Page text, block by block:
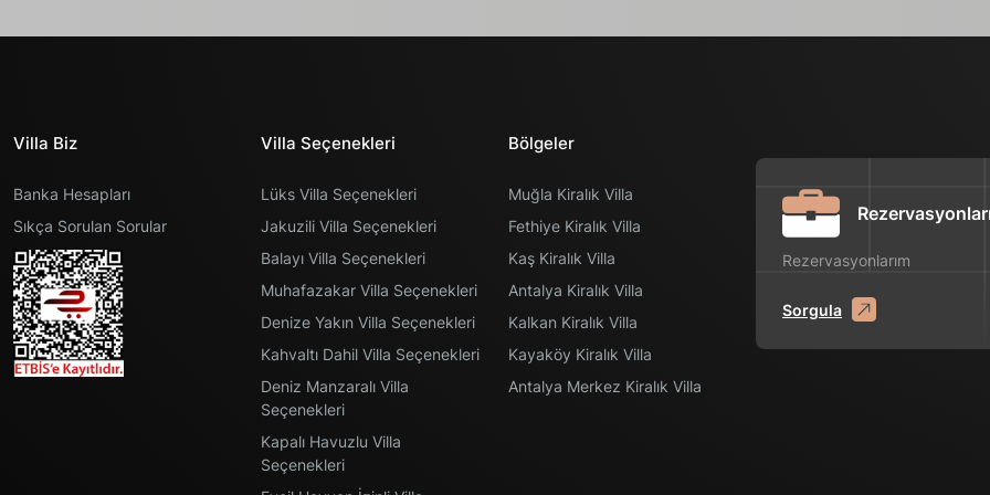
Villa Biz
Banka Hesapları
Sıkça Sorulan Sorular
Villa Seçenekleri
Lüks Villa Seçenekleri
Jakuzili Villa Seçenekleri
Balayı Villa Seçenekleri
Muhafazakar Villa Seçenekleri
Denize Yakın Villa Seçenekleri
Kahvaltı Dahil Villa Seçenekleri
Deniz Manzaralı Villa
Seçenekleri
Kapalı Havuzlu Villa
Seçenekleri
Bölgeler
Muğla Kiralık Villa
Fethiye Kiralık Villa
Kaş Kiralık Villa
Antalya Kiralık Villa
Kalkan Kiralık Villa
Kayaköy Kiralık Villa
Antalya Merkez Kiralık Villa
Rezervasyonlarım
Sorgula